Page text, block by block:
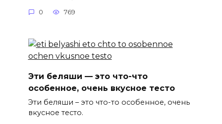
0 769
Эти беляши — это что-что
особенное, очень вкусное тесто
Эти беляши – это что-то особенное, очень
вкусное тесто.